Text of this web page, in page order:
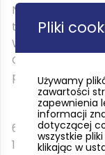
Na życzenie
tekst dokumentu
Watzenrodego
Gdańska zaś
późniejszego
6. Obecny był
1528 r., luty 1529
Pliki
Używamy
zawartości
zapewnienia
informacji
dotyczącej
wszystkie
klikając w